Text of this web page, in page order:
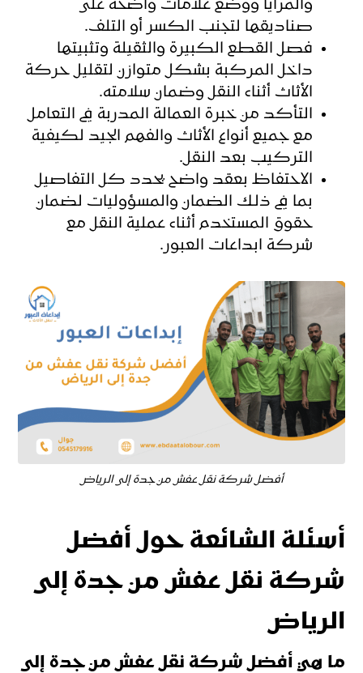
والمرايا ووضع علامات واضحة على
صناديقها لتجنب الكسر أو التلف.
فصل القطع الكبيرة والثقيلة وتثبيتها
داخل المركبة بشكل متوازن لتقليل حركة
الأثاث أثناء النقل وضمان سلامته.
التأكد من خبرة العمالة المدربة في التعامل
مع جميع أنواع الأثاث والفهم الجيد لكيفية
التركيب بعد النقل.
الاحتفاظ بعقد واضح يحدد كل التفاصيل
بما في ذلك الضمان والمسؤوليات لضمان
حقوق المستخدم أثناء عملية النقل مع
شركة ابداعات العبور.
أفضل شركة نقل عفش من جدة إلى الرياض
أسئلة الشائعة حول أفضل
شركة نقل عفش من جدة إلى
الرياض
ما هي أفضل شركة نقل عفش من جدة إلى